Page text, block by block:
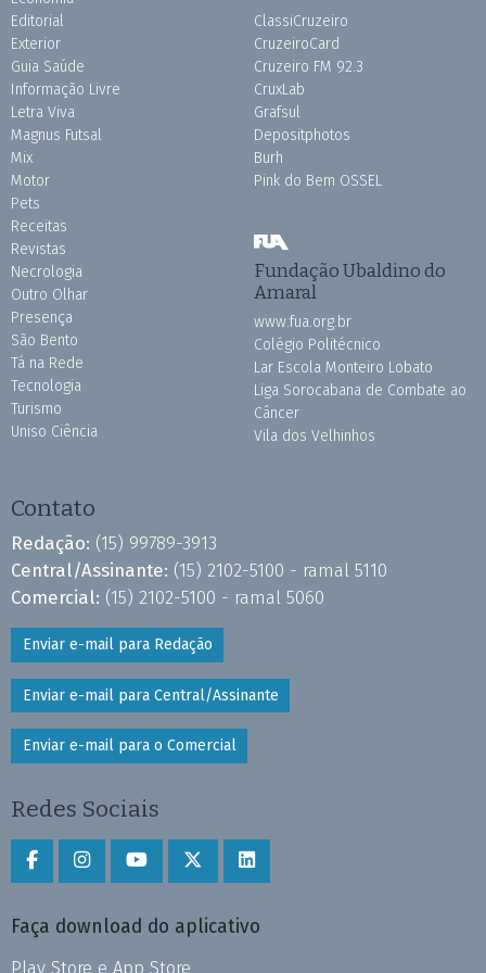
Editorial
Exterior
Guia Saúde
Informação Livre
Letra Viva
Magnus Futsal
Mix
Motor
Pets
Receitas
Revistas
Necrologia
Outro Olhar
Presença
São Bento
Tá na Rede
Tecnologia
Turismo
Uniso Ciência
ClassiCruzeiro
CruzeiroCard
Cruzeiro FM 92.3
CruxLab
Grafsul
Depositphotos
Burh
Pink do Bem OSSEL
Fundação Ubaldino do
Amaral
www.fua.org.br
Colégio Politécnico
Lar Escola Monteiro Lobato
Liga Sorocabana de Combate ao
Câncer
Vila dos Velhinhos
Contato
Redação: (15) 99789-3913
Central/Assinante: (15) 2102-5100 - ramal 5110
Comercial: (15) 2102-5100 - ramal 5060
Enviar e-mail para Redação
Enviar e-mail para Central/Assinante
Enviar e-mail para o Comercial
Redes Sociais
Faça download do aplicativo
Play Store e App Store